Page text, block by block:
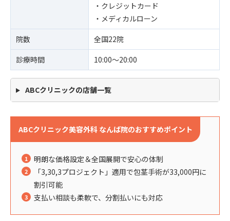
・クレジットカード
・メディカルローン
院数
全国22院
診療時間
10:00〜20:00
ABCクリニックの店舗一覧
ABCクリニック美容外科 なんば院のおすすめポイント
明朗な価格設定＆全国展開で安心の体制
「3,30,3プロジェクト」適用で包茎手術が33,000円に
割引可能
支払い相談も柔軟で、分割払いにも対応